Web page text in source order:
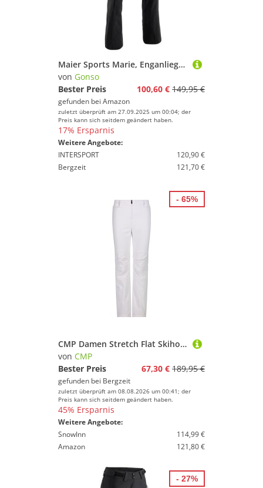
Maier Sports Marie, Enganliegende Damen Skihose, Wasserabweisende Softshell Schneehose, Stretchmaterial und verstellbarer Bund, PFC-frei, stormprotec-Technologie
von Gonso
Bester Preis
100,60 € 149,95 €
gefunden bei Amazon
zuletzt überprüft am 27.09.2025 um 00:04; der
Preis kann sich seitdem geändert haben.
17% Ersparnis
Weitere Angebote:
INTERSPORT
120,90 €
Bergzeit
121,70 €
CMP Damen Stretch Flat Skihose
von CMP
Bester Preis
67,30 € 189,95 €
gefunden bei Bergzeit
zuletzt überprüft am 08.08.2026 um 00:41; der
Preis kann sich seitdem geändert haben.
45% Ersparnis
Weitere Angebote:
SnowInn
114,99 €
Amazon
121,80 €
- 65%
- 27%